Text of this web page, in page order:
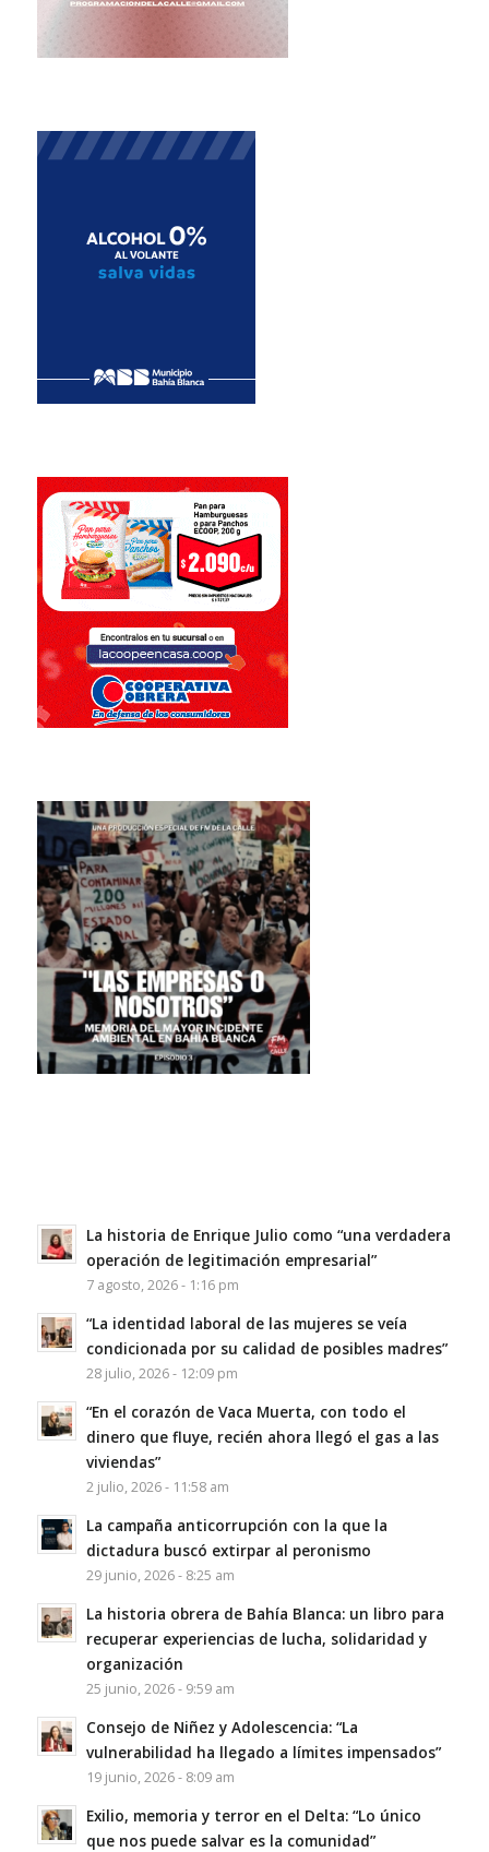
La historia de Enrique Julio como “una verdadera
operación de legitimación empresarial”
7 agosto, 2026 - 1:16 pm
“La identidad laboral de las mujeres se veía
condicionada por su calidad de posibles madres”
28 julio, 2026 - 12:09 pm
“En el corazón de Vaca Muerta, con todo el
dinero que fluye, recién ahora llegó el gas a las
viviendas”
2 julio, 2026 - 11:58 am
La campaña anticorrupción con la que la
dictadura buscó extirpar al peronismo
29 junio, 2026 - 8:25 am
La historia obrera de Bahía Blanca: un libro para
recuperar experiencias de lucha, solidaridad y
organización
25 junio, 2026 - 9:59 am
Consejo de Niñez y Adolescencia: “La
vulnerabilidad ha llegado a límites impensados”
19 junio, 2026 - 8:09 am
Exilio, memoria y terror en el Delta: “Lo único
que nos puede salvar es la comunidad”